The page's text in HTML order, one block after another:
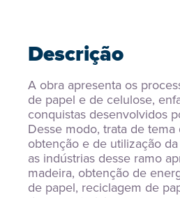
Descrição
A obra apresenta os
de papel e de celulose,
conquistas desenvolvidos
Desse modo, trata de
obtenção e de utilização
as indústrias desse ramo
madeira, obtenção de
de papel, reciclagem de